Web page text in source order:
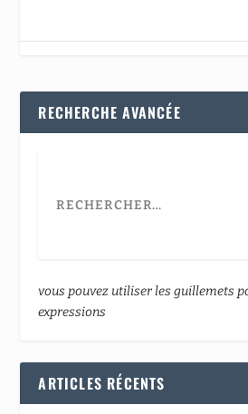
RECHERCHE AVANCÉE
vous pouvez utiliser les guillemets
expressions
ARTICLES RÉCENTS